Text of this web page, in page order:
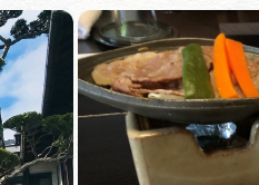
買い物
岐阜県